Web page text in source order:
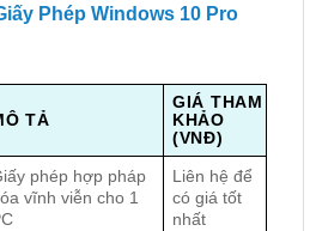
Phép Windows 10 Pro
TẢ
GIÁ THAM
KHẢO
(VNĐ)
phép hợp pháp
vĩnh viễn cho 1
Liên hệ để
có giá tốt
nhất